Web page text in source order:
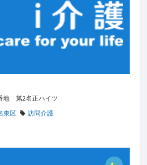
地 第2名正ハイツ
東区
訪問介護